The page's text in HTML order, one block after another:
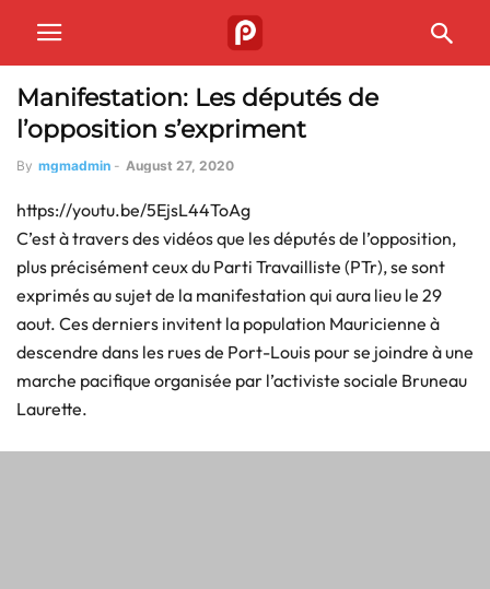
Manifestation: Les députés de
l’opposition s’expriment
By mgmadmin - August 27, 2020
https://youtu.be/5EjsL44ToAg
C’est à travers des vidéos que les députés de l’opposition,
plus précisément ceux du Parti Travailliste (PTr), se sont
exprimés au sujet de la manifestation qui aura lieu le 29
aout. Ces derniers invitent la population Mauricienne à
descendre dans les rues de Port-Louis pour se joindre à une
marche pacifique organisée par l’activiste sociale Bruneau
Laurette.